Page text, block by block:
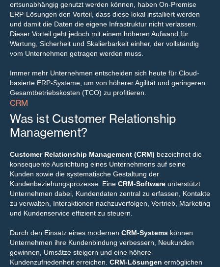
ortsunabhängig genutzt werden können, haben On-Premise
ERP-Lösungen den Vorteil, dass diese lokal installiert werden
und damit die Daten die eigene Infrastruktur nicht verlassen.
Dieser Vorteil geht jedoch mit einem höheren Aufwand für
Wartung, Sicherheit und Skalierbarkeit einher, der vollständig
vom Unternehmen getragen werden muss.
Immer mehr Unternehmen entscheiden sich heute für Cloud-
basierte ERP-Systeme, um von höherer Agilität und geringeren
Gesamtbetriebskosten (TCO) zu profitieren.
CRM
Was ist Customer Relationship
Management?
Customer Relationship Management (CRM) bezeichnet die
konsequente Ausrichtung eines Unternehmens auf seine
Kunden sowie die systematische Gestaltung der
Kundenbeziehungsprozesse. Eine CRM-Software unterstützt
Unternehmen dabei, Kundendaten zentral zu erfassen, Kontakte
zu verwalten, Interaktionen nachzuverfolgen, Vertrieb, Marketing
und Kundenservice effizient zu steuern.
Durch den Einsatz eines modernen CRM-Systems können
Unternehmen ihre Kundenbindung verbessern, Neukunden
gewinnen, Umsätze steigern und eine höhere
Kundenzufriedenheit erreichen. CRM-Lösungen ermöglichen